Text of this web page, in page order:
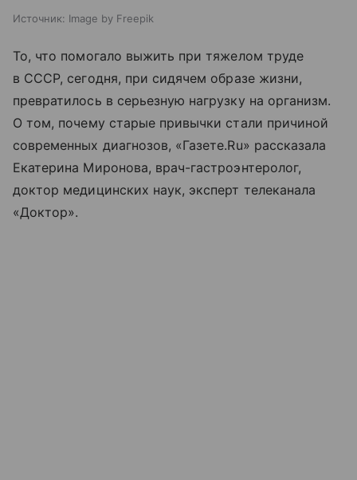
Источник: Image by Freepik
То, что помогало выжить при тяжелом труде
в СССР, сегодня, при сидячем образе жизни,
превратилось в серьезную нагрузку на организм.
О том, почему старые привычки стали причиной
современных диагнозов, «Газете.Ru» рассказала
Екатерина Миронова, врач-гастроэнтеролог,
доктор медицинских наук, эксперт телеканала
«Доктор».